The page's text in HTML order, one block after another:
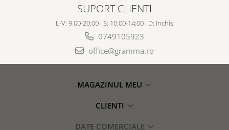
SUPORT CLIENTI
L-V: 9:00-20:00 I S: 10:00-14:00 I D: Inchis
0749105923
office@gramma.ro
MAGAZINUL MEU
CLIENTI
DATE COMERCIALE